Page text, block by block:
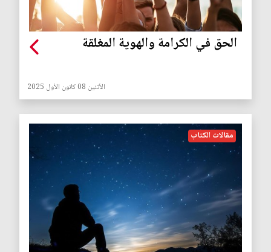
الحق في الكرامة والهوية المغلقة
الأثنين 08 كانون الأول 2025
مقالات الكتاب